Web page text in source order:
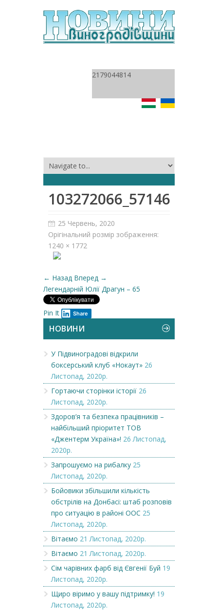
2179044814
25 Червень, 2020
Орігінальний розмір зображення:
1240 × 1772
← Назад Вперед →
Легендарній Юлії Драгун – 65
Pin It Share
НОВИНИ
У Підвиноградові відкрили
боксерський клуб «Нокаут» 26
Листопад, 2020р.
Гортаючи сторінки історії 26
Листопад, 2020р.
Здоров’я та безпека працівників –
найбільший пріоритет ТОВ
«Джентерм Україна»! 26 Листопад,
2020р.
Запрошуємо на рибалку 25
Листопад, 2020р.
Бойовики збільшили кількість
обстрілів на Донбасі: штаб розповів
про ситуацію в районі ООС 25
Листопад, 2020р.
Вітаємо 21 Листопад, 2020р.
Вітаємо 21 Листопад, 2020р.
Сім чарівних фарб від Євгенії Буй 19
Листопад, 2020р.
Щиро віримо у вашу підтримку! 19
Листопад, 2020р.